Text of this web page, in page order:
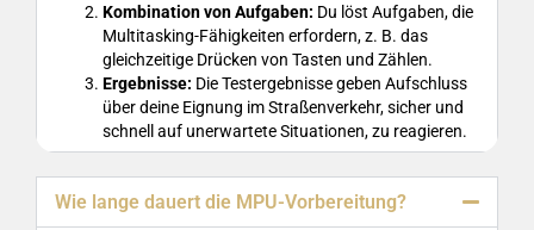
Kombination von Aufgaben: Du löst Aufgaben, die
Multitasking-Fähigkeiten erfordern, z. B. das
gleichzeitige Drücken von Tasten und Zählen.
Ergebnisse: Die Testergebnisse geben Aufschluss
über deine Eignung im Straßenverkehr, sicher und
schnell auf unerwartete Situationen, zu reagieren.
Wie lange dauert die MPU-Vorbereitung?